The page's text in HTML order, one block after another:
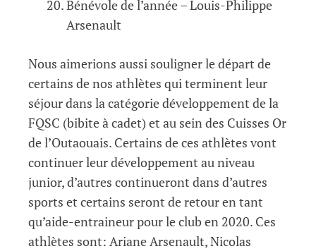
Bénévole de l’année – Louis-Philippe
Arsenault
Nous aimerions aussi souligner le départ de
certains de nos athlètes qui terminent leur
séjour dans la catégorie développement de la
FQSC (bibite à cadet) et au sein des Cuisses Or
de l’Outaouais. Certains de ces athlètes vont
continuer leur développement au niveau
junior, d’autres continueront dans d’autres
sports et certains seront de retour en tant
qu’aide-entraineur pour le club en 2020. Ces
athlètes sont: Ariane Arsenault, Nicolas